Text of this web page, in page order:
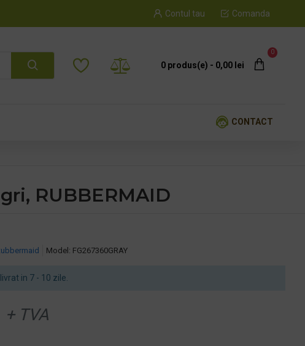
Contul tau Comanda
0 produs(e) - 0,00 lei
0
CONTACT
RUBBERMAID
Model: FG267360GRAY
in 7 - 10 zile.
+ TVA